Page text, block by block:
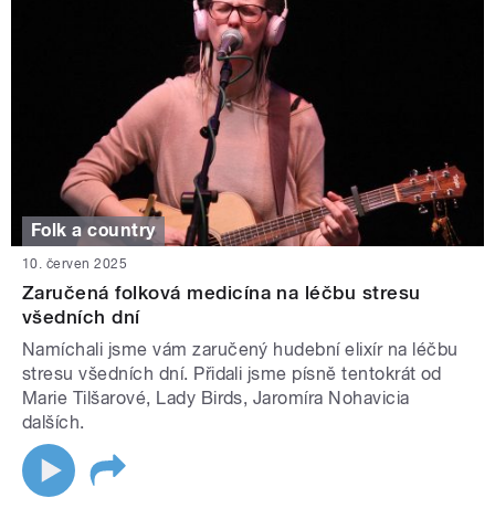
Folk a country
10. červen 2025
Zaručená folková medicína na léčbu stresu
všedních dní
Namíchali jsme vám zaručený hudební elixír na léčbu
stresu všedních dní. Přidali jsme písně tentokrát od
Marie Tilšarové, Lady Birds, Jaromíra Nohavicia
dalších.